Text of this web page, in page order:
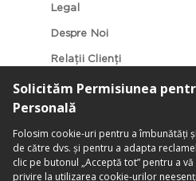
Legal
Despre Noi
Relații Clienți
Categorii Populare
Localizarea Magazinelor